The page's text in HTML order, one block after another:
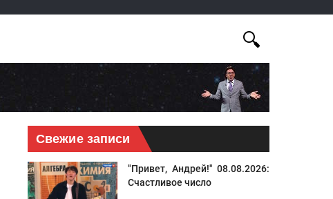
Свежие записи
"Привет, Андрей!" 08.08.2026:
Счастливое число